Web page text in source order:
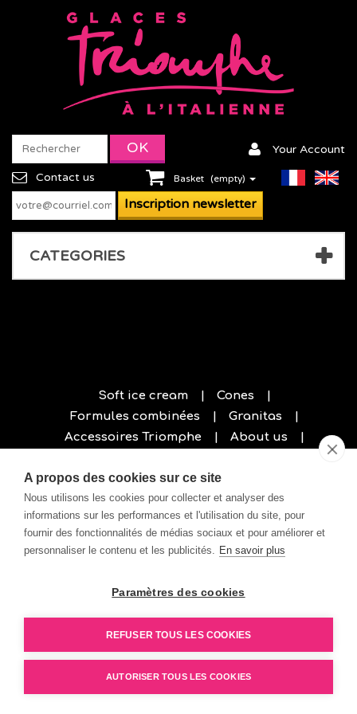
Your Account
Contact us Basket (empty)
CATEGORIES
Soft ice cream
Cones
Formules combinées
Granitas
Accessoires Triomphe
About us
A propos des cookies sur ce site
Nous utilisons les cookies pour collecter et analyser des
informations sur les performances et l'utilisation du site, pour
fournir des fonctionnalités de médias sociaux et pour améliorer et
personnaliser le contenu et les publicités. En savoir plus
Paramètres des cookies
REFUSER TOUS LES COOKIES
AUTORISER TOUS LES COOKIES